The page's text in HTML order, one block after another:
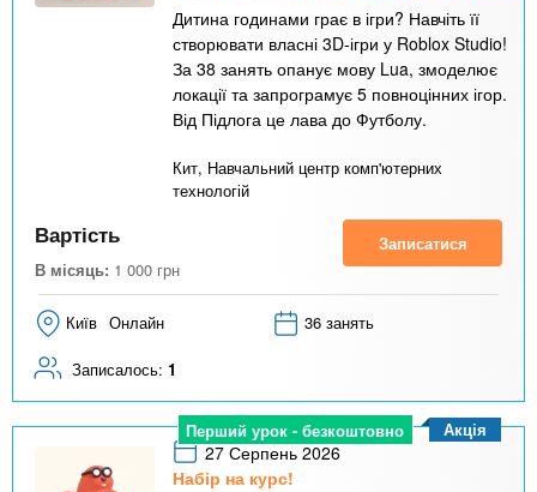
Дитина годинами грає в ігри? Навчіть її
створювати власні 3D-ігри у Roblox Studio!
За 38 занять опанує мову Lua, змоделює
локації та запрограмує 5 повноцінних ігор.
Від Підлога це лава до Футболу.
Кит, Навчальний центр комп'ютерних
технологій
Вартість
В місяць: 1 000 грн
Записатися
Київ Онлайн 36 занять
Записалось: 1
Перший урок - безкоштовно
27 Серпень 2026
Набір на курс!
Акція